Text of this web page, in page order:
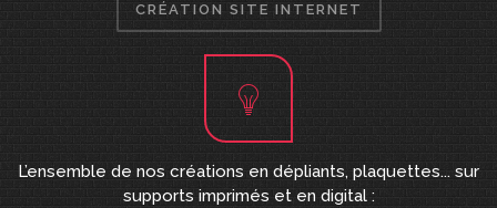
CRÉATION SITE INTERNET
L’ensemble de nos créations en dépliants, plaquettes... sur
supports imprimés et en digital :